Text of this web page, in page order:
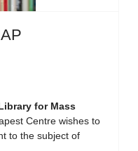
for Mass
Centre wishes to
to the subject of